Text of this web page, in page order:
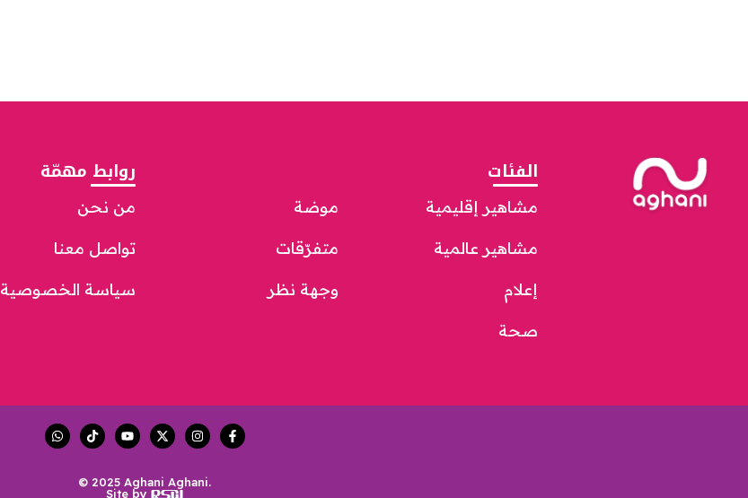
الفئات
مشاهير إقليمية
مشاهير عالمية
إعلام
صحة
موضة
متفرّقات
وجهة نظر
روابط مهمّة
من نحن
تواصل معنا
سياسة الخصوصية
© 2025 Aghani Aghani.
Site by